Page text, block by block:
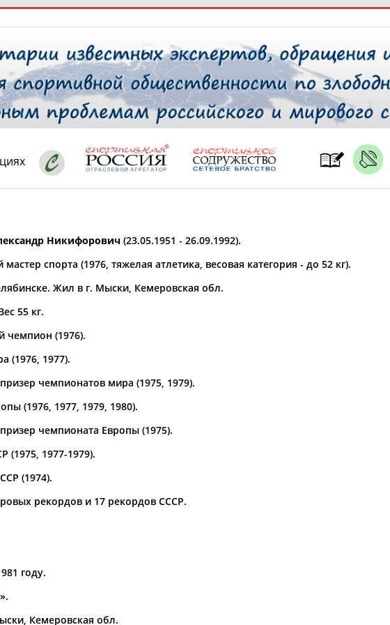
ТАБЛО АКТИВНОСТИ
РЕСУРСНАЯ ПЛОЩАДКА
* для действующих спортсменов
проживания
рождения
чч мм
Не выбран
Никифорович (23.05.1951 - 26.09.1992).
спорта (1976, тяжелая атлетика, весовая категория - до 52 кг).
Жил в г. Мыски, Кемеровская обл.
55 кг.
чемпион (1976).
(1976, 1977).
чемпионатов мира (1975, 1979).
(1976, 1977, 1979, 1980).
чемпионата Европы (1975).
(1975, 1977-1979).
(1974).
рекордов и 17 рекордов СССР.
году.
Кемеровская обл.